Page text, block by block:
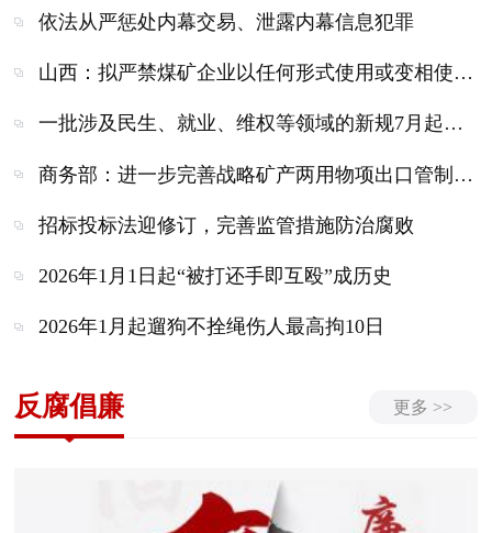
依法从严惩处内幕交易、泄露内幕信息犯罪
山西：拟严禁煤矿企业以任何形式使用或变相使用井下劳务派遣用工
一批涉及民生、就业、维权等领域的新规7月起施行
商务部：进一步完善战略矿产两用物项出口管制违法违规行为举报处理工作
招标投标法迎修订，完善监管措施防治腐败
2026年1月1日起“被打还手即互殴”成历史
2026年1月起遛狗不拴绳伤人最高拘10日
反腐倡廉 更多 >>